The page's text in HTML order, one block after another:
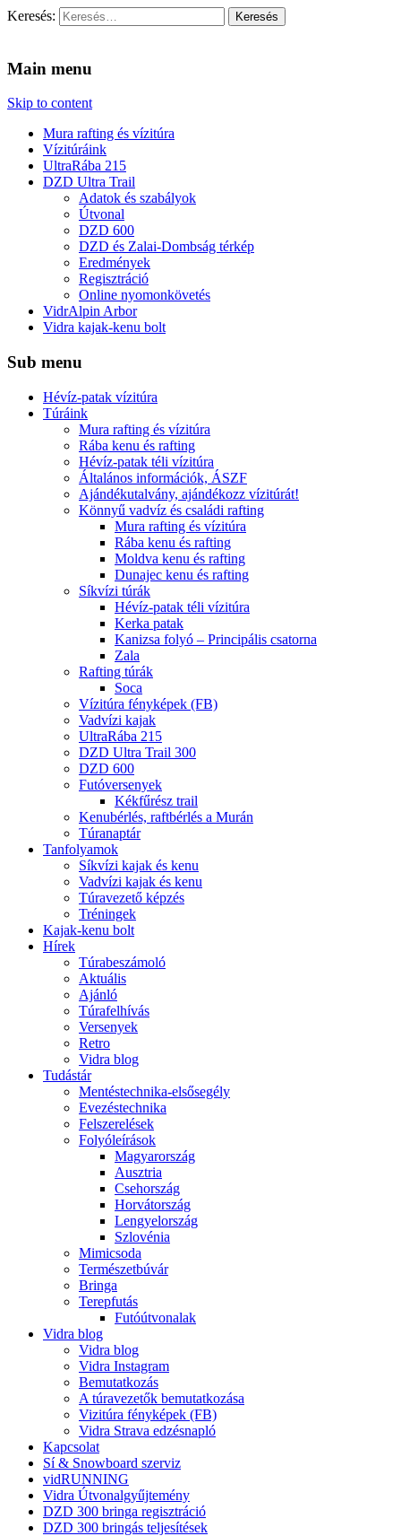
Keresés:
Main menu
Skip to content
Mura rafting és vízitúra
Vízitúráink
UltraRába 215
DZD Ultra Trail
Adatok és szabályok
Útvonal
DZD 600
DZD és Zalai-Dombság térkép
Eredmények
Regisztráció
Online nyomonkövetés
VidrAlpin Arbor
Vidra kajak-kenu bolt
Sub menu
Hévíz-patak vízitúra
Túráink
Mura rafting és vízitúra
Rába kenu és rafting
Hévíz-patak téli vízitúra
Általános információk, ÁSZF
Ajándékutalvány, ajándékozz vízitúrát!
Könnyű vadvíz és családi rafting
Mura rafting és vízitúra
Rába kenu és rafting
Moldva kenu és rafting
Dunajec kenu és rafting
Síkvízi túrák
Hévíz-patak téli vízitúra
Kerka patak
Kanizsa folyó – Principális csatorna
Zala
Rafting túrák
Soca
Vízitúra fényképek (FB)
Vadvízi kajak
UltraRába 215
DZD Ultra Trail 300
DZD 600
Futóversenyek
Kékfűrész trail
Kenubérlés, raftbérlés a Murán
Túranaptár
Tanfolyamok
Síkvízi kajak és kenu
Vadvízi kajak és kenu
Túravezető képzés
Tréningek
Kajak-kenu bolt
Hírek
Túrabeszámoló
Aktuális
Ajánló
Túrafelhívás
Versenyek
Retro
Vidra blog
Tudástár
Mentéstechnika-elsősegély
Evezéstechnika
Felszerelések
Folyóleírások
Magyarország
Ausztria
Csehország
Horvátország
Lengyelország
Szlovénia
Mimicsoda
Természetbúvár
Bringa
Terepfutás
Futóútvonalak
Vidra blog
Vidra blog
Vidra Instagram
Bemutatkozás
A túravezetők bemutatkozása
Vizitúra fényképek (FB)
Vidra Strava edzésnapló
Kapcsolat
Sí & Snowboard szerviz
vidRUNNING
Vidra Útvonalgyűjtemény
DZD 300 bringa regisztráció
DZD 300 bringás teljesítések